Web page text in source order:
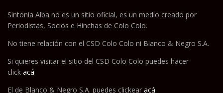
Sintonía Alba no es un sitio oficial, es un medio creado por
Periodistas, Socios e Hinchas de Colo Colo.
No tiene relación con el CSD Colo Colo ni Blanco & Negro S.A.
Si quieres visitar el sitio del CSD Colo Colo puedes hacer
click acá
El de Blanco & Negro S.A. puedes clickear acá.